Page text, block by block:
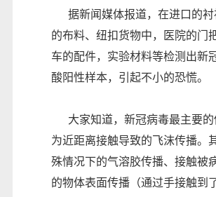
据新闻媒体报道，在进口的衬
的布料、纽扣货物中，医院的门
车的配件，实验材料等检测出新
酸阳性样本，引起不小的恐慌。
大家知道，新冠病毒最主要的
为近距离接触导致的飞沫传播。
殊情况下的气溶胶传播、接触被
的物体表面传播（通过手接触到